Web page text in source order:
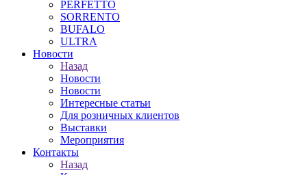
PERFETTO
SORRENTO
BUFALO
ULTRA
Новости
Назад
Новости
Новости
Интересные статьи
Для розничных клиентов
Выставки
Мероприятия
Контакты
Назад